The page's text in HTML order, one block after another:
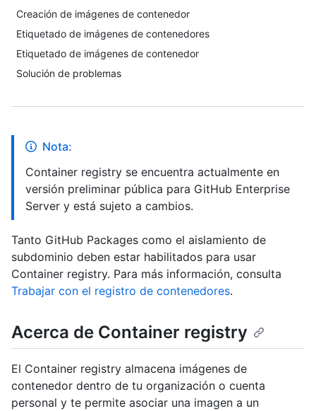
Creación de imágenes de contenedor
Etiquetado de imágenes de contenedores
Etiquetado de imágenes de contenedor
Solución de problemas
Nota:
Container registry se encuentra actualmente en
versión preliminar pública para GitHub Enterprise
Server y está sujeto a cambios.
Tanto GitHub Packages como el aislamiento de
subdominio deben estar habilitados para usar
Container registry. Para más información, consulta
Trabajar con el registro de contenedores.
Acerca de Container registry
El Container registry almacena imágenes de
contenedor dentro de tu organización o cuenta
personal y te permite asociar una imagen a un